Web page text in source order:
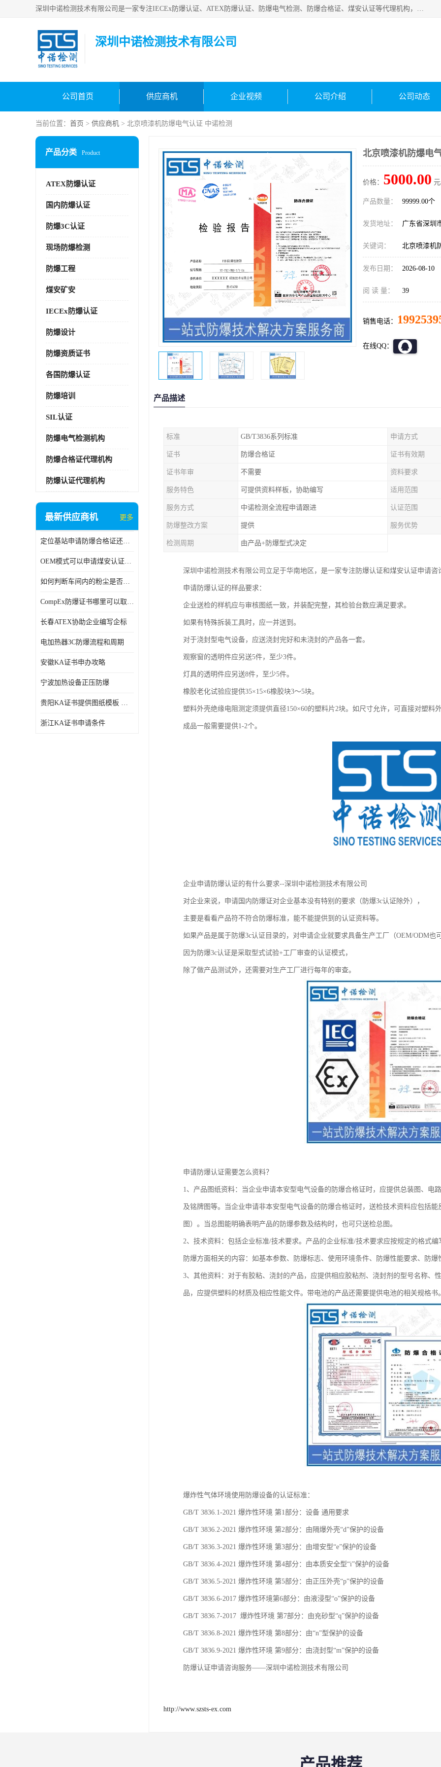
深圳中诺检测技术有限公司是一家专注IECEx防爆认证、ATEX防爆认证、防爆电气检测、防爆合格证、煤安认证等代理机构，可为客户提供从防爆设计、认证、现场检查、工程施工改造、培训等一站式服务。
深圳中诺检测技术有限公司
公司首页 供应商机 企业视频 公司介绍 公司动态
当前位置： 首页 > 供应商机 > 北京喷漆机防爆电气认证 中诺检测
产品分类 Product
ATEX防爆认证
国内防爆认证
防爆3C认证
现场防爆检测
防爆工程
煤安矿安
IECEx防爆认证
防爆设计
防爆资质证书
各国防爆认证
防爆培训
SIL认证
防爆电气检测机构
防爆合格证代理机构
防爆认证代理机构
最新供应商机 更多
定位基站申请防爆合格证还是防爆3C认证呢？
OEM模式可以申请煤安认证吗？
如何判断车间内的粉尘是否为爆炸性粉尘？
CompEx防爆证书哪里可以取得？
长春ATEX协助企业编写企标
电加热器3C防爆流程和周期
安徽KA证书申办攻略
宁波加热设备正压防爆
贵阳KA证书提供图纸模板 深圳中诺检测
浙江KA证书申请条件
北京喷漆机防爆电
价格： 5000.00
产品数量： 99999.00个
发货地址： 广东省深
关键词： 北京喷漆机
发布日期： 2026-08-10
阅 读 量： 39
销售电话：
在线QQ：
产品描述
标准 GB/T3836系列标准 申请方式
证书 防爆合格证 证书有效期
证书年审 不需要 资料要求
服务特色 可提供资料样板，协助编写 适用范围
服务方式 中诺检测全流程申请跟进 认证范围
防爆整改方案 提供 服务优势
检测周期 由产品+防爆型式决定
深圳中诺检测技术有限公司立足于华南地区，是一家专注防爆认证和煤安认证申请
申请防爆认证的样品要求：
企业送检的样机应与审核图纸一致，并装配完整，其检验台数应满足要求。
如果有特殊拆装工具时，应一并送到。
对于浇封型电气设备，应送浇封完好和未浇封的产品各一套。
观察窗的透明件应另送5件，至少3件。
灯具的透明件应另送8件，至少5件。
橡胶老化试验应提供35×15×6橡胶块3～5块。
塑料外壳绝缘电阻测定须提供直径150×60的塑料片2块。如尺寸允许，可直接对塑料
成品一般需要提供1-2个。
企业申请防爆认证的有什么要求--深圳中诺检测技术有限公司
对企业来说，申请国内防爆证对企业基本没有特别的要求（防爆3c认证除外），
主要是看看产品符不符合防爆标准，能不能提供到的认证资料等。
如果产品是属于防爆3c认证目录的，对申请企业就要求具备生产工厂（OEM/ODM也
因为防爆3c认证是采取型式试验+工厂审查的认证模式，
除了做产品测试外，还需要对生产工厂进行每年的审查。
申请防爆认证需要怎么资料？
1、产品图纸资料：当企业申请本安型电气设备的防爆合格证时，应提供总装图、电
及铭牌图等。当企业申请非本安型电气设备的防爆合格证时，送检技术资料应包括
图）。当总图能明确表明产品的防爆参数及结构时，也可只送检总图。
2、技术资料：包括企业标准/技术要求。产品的企业标准/技术要求应按规定的格式
防爆方面相关的内容：如基本参数、防爆标志、使用环境条件、防爆性能要求、防
3、其他资料：对于有胶粘、浇封的产品，应提供相应胶粘剂、浇封剂的型号名称、
品，应提供塑料的材质及相应性能文件。带电池的产品还需要提供电池的相关规格书
爆炸性气体环境使用防爆设备的认证标准：
GB/T 3836.1-2021 爆炸性环境 第1部分：设备 通用要求
GB/T 3836.2-2021 爆炸性环境 第2部分：由隔爆外壳“d”保护的设备
GB/T 3836.3-2021 爆炸性环境 第3部分：由增安型“e”保护的设备
GB/T 3836.4-2021 爆炸性环境 第4部分：由本质安全型“i”保护的设备
GB/T 3836.5-2021 爆炸性环境 第5部分：由正压外壳“p”保护的设备
GB/T 3836.6-2017 爆炸性环境第6部分：由液浸型“o”保护的设备
GB/T 3836.7-2017 爆炸性环境 第7部分：由充砂型“q”保护的设备
GB/T 3836.8-2021 爆炸性环境 第8部分：由“n”型保护的设备
GB/T 3836.9-2021 爆炸性环境 第9部分：由浇封型“m”保护的设备
防爆认证申请咨询服务——深圳中诺检测技术有限公司
http://www.szsts-ex.com